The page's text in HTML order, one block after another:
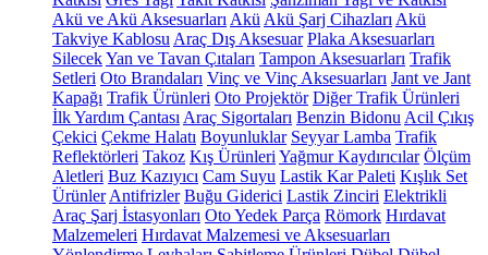
Akü ve Akü Aksesuarları Akü Akü Şarj Cihazları Akü
Takviye Kablosu Araç Dış Aksesuar Plaka Aksesuarları
SilecekYan ve Tavan Çıtaları Tampon Aksesuarları Trafik
Setleri Oto Brandaları Vinç ve Vinç Aksesuarları Jant ve Jant
Kapağı Trafik Ürünleri Oto Projektör Diğer Trafik Ürünleri
İlk Yardım Çantası Araç Sigortaları Benzin Bidonu Acil Çıkış
Çekici Çekme Halatı Boyunluklar Seyyar Lamba Trafik
Reflektörleri Takoz Kış Ürünleri Yağmur Kaydırıcılar Ölçüm
Aletleri Buz Kazıyıcı Cam Suyu Lastik Kar Paleti Kışlık Set
Ürünler Antifrizler Buğu Giderici Lastik Zinciri Elektrikli
Araç Şarj İstasyonları Oto Yedek Parça Römork Hırdavat
Malzemeleri Hırdavat Malzemesi ve Aksesuarları